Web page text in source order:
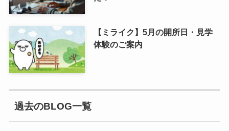
【ミライク】5月の開所日・見学
体験のご案内
過去のBLOG一覧